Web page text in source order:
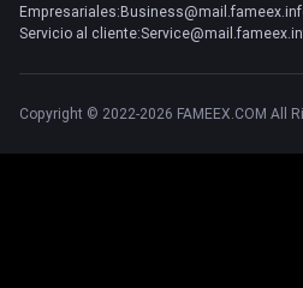
Servicio al
Copyright © 2022-2026 FAMEEX.COM All